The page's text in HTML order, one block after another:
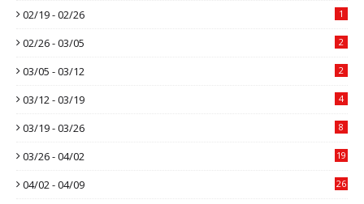
02/19 - 02/26 1
02/26 - 03/05 2
03/05 - 03/12 2
03/12 - 03/19 4
03/19 - 03/26 8
03/26 - 04/02 19
04/02 - 04/09 26